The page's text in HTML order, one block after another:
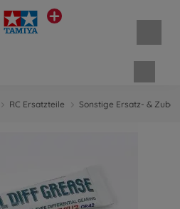
RC Ersatzteile Sonstige Ersatz- &